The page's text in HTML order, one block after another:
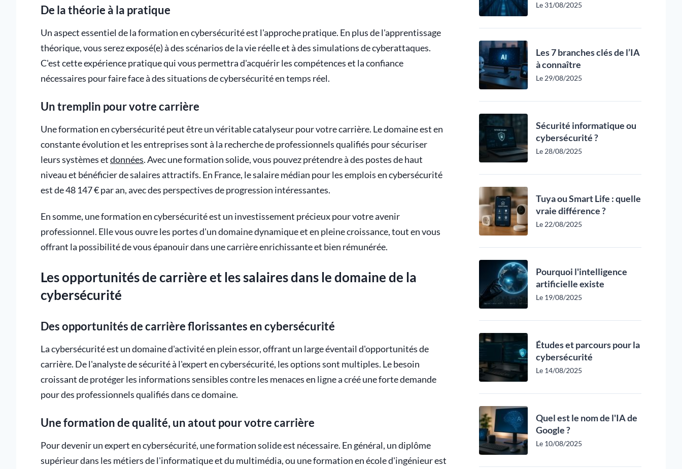
De la théorie à la pratique
Un aspect essentiel de la formation en cybersécurité est l'approche pratique. En plus de l'apprentissage
théorique, vous serez exposé(e) à des scénarios de la vie réelle et à des simulations de cyberattaques.
C'est cette expérience pratique qui vous permettra d'acquérir les compétences et la confiance
nécessaires pour faire face à des situations de cybersécurité en temps réel.
Un tremplin pour votre carrière
Une formation en cybersécurité peut être un véritable catalyseur pour votre carrière. Le domaine est en
constante évolution et les entreprises sont à la recherche de professionnels qualifiés pour sécuriser
leurs systèmes etdonnées. Avec une formation solide, vous pouvez prétendre à des postes de haut
niveau et bénéficier de salaires attractifs. En France, le salaire médian pour les emplois en cybersécurité
est de 48 147 € par an, avec des perspectives de progression intéressantes.
En somme, une formation en cybersécurité est un investissement précieux pour votre avenir
professionnel. Elle vous ouvre les portes d'un domaine dynamique et en pleine croissance, tout en vous
offrant la possibilité de vous épanouir dans une carrière enrichissante et bien rémunérée.
Les opportunités de carrière et les salaires dans le domaine de la
cybersécurité
Des opportunités de carrière florissantes en cybersécurité
La cybersécurité est un domaine d'activité en plein essor, offrant un large éventail d'opportunités de
carrière. De l'analyste de sécurité à l'expert en cybersécurité, les options sont multiples. Le besoin
croissant de protéger les informations sensibles contre les menaces en ligne a créé une forte demande
pour des professionnels qualifiés dans ce domaine.
Une formation de qualité, un atout pour votre carrière
Pour devenir un expert en cybersécurité, une formation solide est nécessaire. En général, un diplôme
supérieur dans les métiers de l'informatique et du multimédia, ou une formation en école d'ingénieur est
Le 31/08/2025
Les 7 branches clés de l’IA
à connaître
Le 29/08/2025
Sécurité informatique ou
cybersécurité ?
Le 28/08/2025
Tuya ou Smart Life : quelle
vraie différence ?
Le 22/08/2025
Pourquoi l'intelligence
artificielle existe
Le 19/08/2025
Études et parcours pour la
cybersécurité
Le 14/08/2025
Quel est le nom de l'IA de
Google ?
Le 10/08/2025